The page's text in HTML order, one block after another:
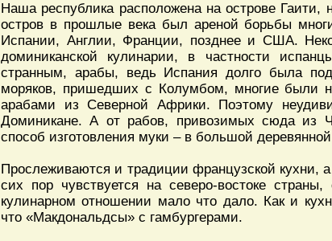
Наша республика расположена на острове
остров в прошлые века был ареной борьбы
Испании, Англии, Франции, позднее и США.
доминиканской кулинарии, в частности
странным, арабы, ведь Испания долго была
моряков, пришедших с Колумбом, многие были
арабами из Северной Африки. Поэтому
Доминикане. А от рабов, привозимых сюда из
способ изготовления муки – в большой
Прослеживаются и традиции французской кухни,
сих пор чувствуется на северо-востоке
кулинарном отношении мало что дало. Как и
что «Макдональдсы» с гамбургерами.